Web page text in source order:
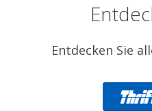
Entdecken Sie